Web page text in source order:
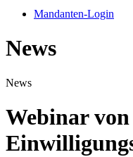
Mandanten-Login
News
News
Webinar